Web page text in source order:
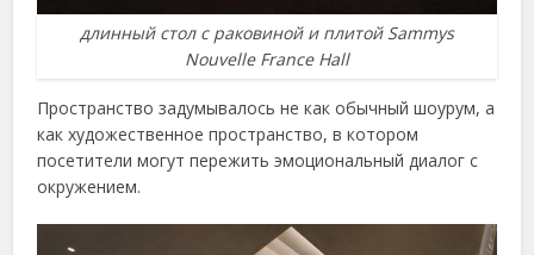
длинный стол с раковиной и плитой Sammys
Nouvelle France Hall
Пространство задумывалось не как обычный шоурум, а
как художественное пространство, в котором
посетители могут пережить эмоциональный диалог с
окружением.